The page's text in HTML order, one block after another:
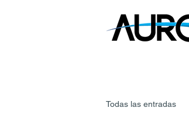
Todas las entradas